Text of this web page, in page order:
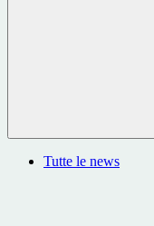
Tutte le news